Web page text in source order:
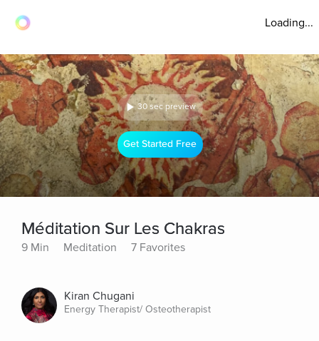
Loading...
30 sec preview
Get Started Free
Méditation Sur Les Chakras
9 Min Meditation 7 Favorites
Kiran Chugani
Energy Therapist/ Osteotherapist